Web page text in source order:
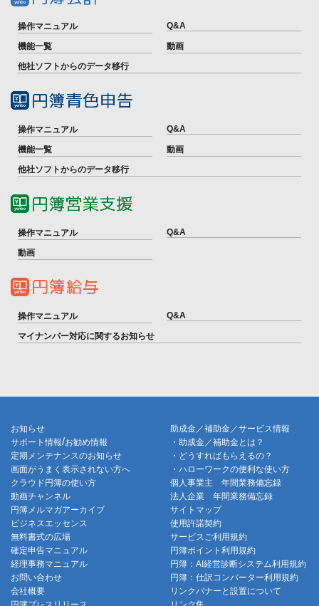
操作マニュアル Q&A
機能一覧
動画
他社ソフトからのデータ移行
操作マニュアル Q&A
機能一覧
動画
他社ソフトからのデータ移行
操作マニュアル Q&A
動画
操作マニュアル Q&A
マイナンバー対応に関するお知らせ
お知らせ
サポート情報/お勧め情報
定期メンテナンスのお知らせ
画面がうまく表示されない方へ
クラウド円簿の使い方
動画チャンネル
円簿メルマガアーカイブ
助成金／補助金／サービス情報
・助成金／補助金とは？
・どうすればもらえるの？
・ハローワークの便利な使い方
個人事業主 年間業務備忘録
法人企業 年間業務備忘録
サイトマップ
ビジネスエッセンス
無料書式の広場
確定申告マニュアル
経理事務マニュアル
お問い合わせ
会社概要
使用許諾契約
サービスご利用規約
円簿ポイント利用規約
円簿：AI経営診断システム利用規約
円簿：仕訳コンバーター利用規約
リンクバナーと設置について